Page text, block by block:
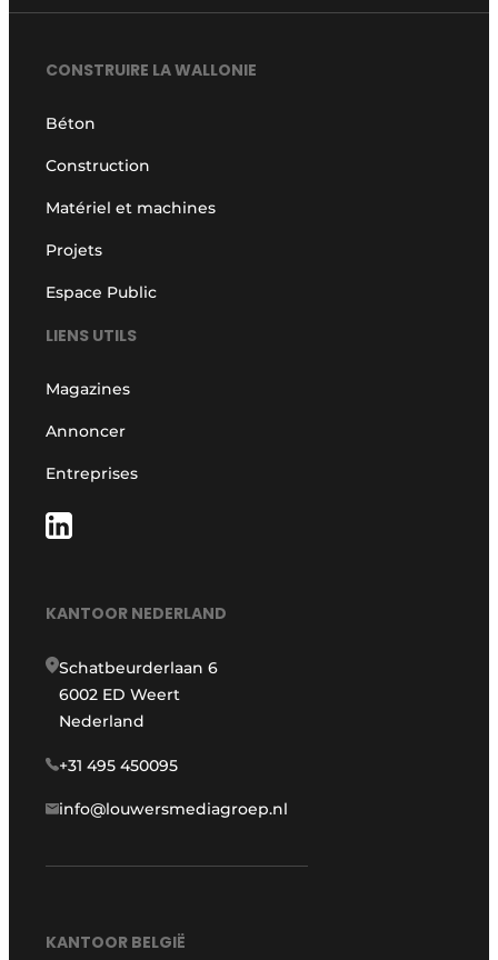
CONSTRUIRE LA WALLONIE
Béton
Construction
Matériel et machines
Projets
Espace Public
LIENS UTILS
Magazines
Annoncer
Entreprises
KANTOOR NEDERLAND
Schatbeurderlaan 6
6002 ED Weert
Nederland
+31 495 450095
info@louwersmediagroep.nl
KANTOOR BELGIË